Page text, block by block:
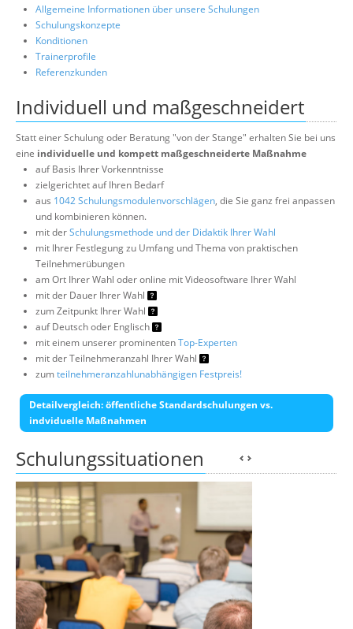
Allgemeine Informationen über unsere Schulungen
Schulungskonzepte
Konditionen
Trainerprofile
Referenzkunden
Individuell und maßgeschneidert
Statt einer Schulung oder Beratung "von der Stange" erhalten Sie bei uns
eine individuelle und kompett maßgeschneiderte Maßnahme
auf Basis Ihrer Vorkenntnisse
zielgerichtet auf Ihren Bedarf
aus 1042 Schulungsmodulenvorschlägen, die Sie ganz frei anpassen
und kombinieren können.
mit derSchulungsmethode und der Didaktik Ihrer Wahl
mit Ihrer Festlegung zu Umfang und Thema von praktischen
Teilnehmerübungen
am Ort Ihrer Wahl oder online mit Videosoftware Ihrer Wahl
mit der Dauer Ihrer Wahl
zum Zeitpunkt Ihrer Wahl
auf Deutsch oder Englisch
mit einem unserer prominentenTop-Experten
mit der Teilnehmeranzahl Ihrer Wahl
zumteilnehmeranzahlunabhängigen Festpreis!
Detailvergleich: öffentliche Standardschulungen vs.
indviduelle Maßnahmen
Schulungssituationen